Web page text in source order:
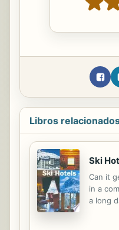
Libros
Ski
Can it
in a
a long
on the